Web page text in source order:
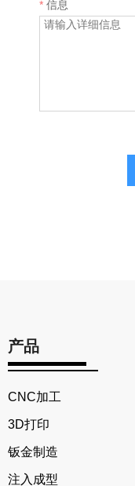
* 信息
产品
CNC加工
3D打印
钣金制造
注入成型